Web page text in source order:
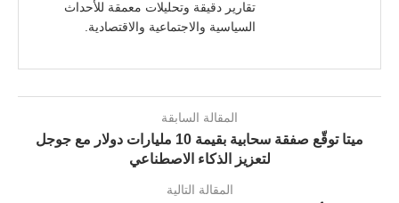
تقارير دقيقة وتحليلات معمقة للأحداث
السياسية والاجتماعية والاقتصادية.
المقالة السابقة
ميتا توقّع صفقة سحابية بقيمة 10 مليارات دولار مع جوجل
لتعزيز الذكاء الاصطناعي
المقالة التالية